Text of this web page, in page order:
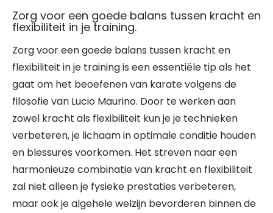
Zorg voor een goede balans tussen kracht en
flexibiliteit in je training.
Zorg voor een goede balans tussen kracht en
flexibiliteit in je training is een essentiële tip als het
gaat om het beoefenen van karate volgens de
filosofie van Lucio Maurino. Door te werken aan
zowel kracht als flexibiliteit kun je je technieken
verbeteren, je lichaam in optimale conditie houden
en blessures voorkomen. Het streven naar een
harmonieuze combinatie van kracht en flexibiliteit
zal niet alleen je fysieke prestaties verbeteren,
maar ook je algehele welzijn bevorderen binnen de